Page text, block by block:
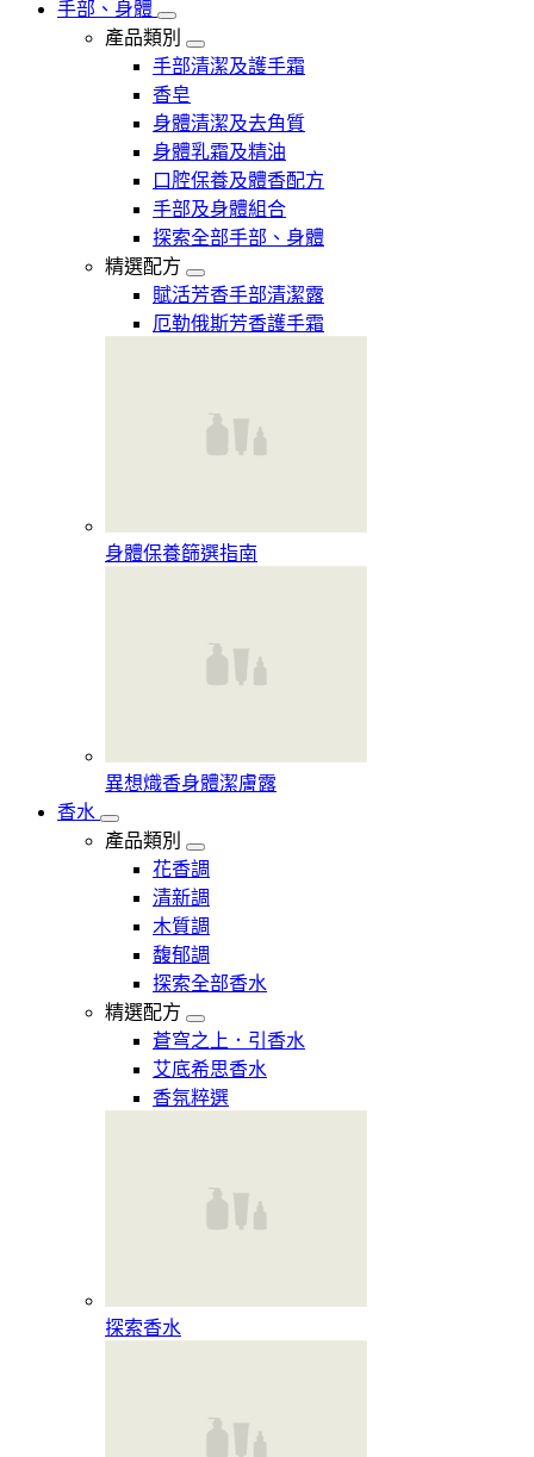
手部、身體
產品類別
手部清潔及護手霜
香皂
身體清潔及去角質
身體乳霜及精油
口腔保養及體香配方
手部及身體組合
探索全部手部、身體
精選配方
賦活芳香手部清潔露
厄勒俄斯芳香護手霜
身體保養篩選指南
異想熾香身體潔膚露
香水
產品類別
花香調
清新調
木質調
馥郁調
探索全部香水
精選配方
蒼穹之上．引香水
艾底希思香水
香氛粹選
探索香水​